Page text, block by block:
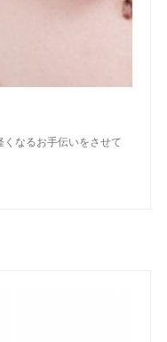
なるお手伝いをさせて